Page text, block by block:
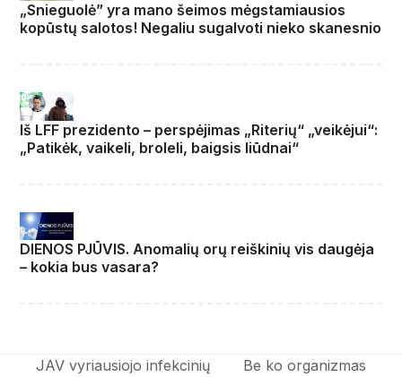
„Snieguolė” yra mano šeimos mėgstamiausios
kopūstų salotos! Negaliu sugalvoti nieko skanesnio
Iš LFF prezidento – perspėjimas „Riterių“ „veikėjui“:
„Patikėk, vaikeli, broleli, baigsis liūdnai“
DIENOS PJŪVIS. Anomalių orų reiškinių vis daugėja
– kokia bus vasara?
JAV vyriausiojo infekcinių
Be ko organizmas